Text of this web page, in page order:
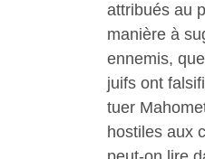
attribués au
manière à
ennemis,
juifs ont
tuer
hostiles aux